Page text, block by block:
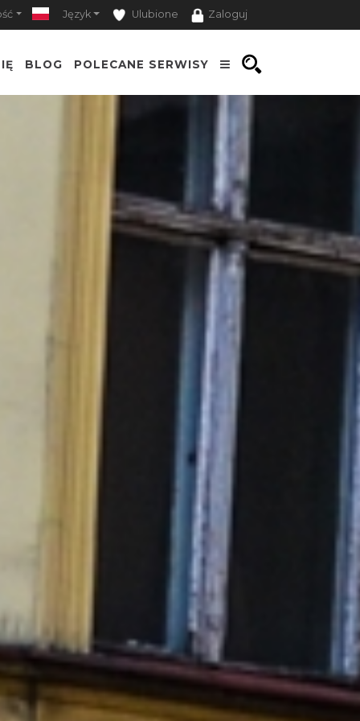
Język Ulubione Zaloguj
BLOG POLECANE SERWISY